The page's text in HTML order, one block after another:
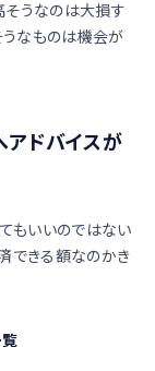
そうなのは大損す
うなものは機会が
アドバイスが
もいいのではない
できる額なのかき